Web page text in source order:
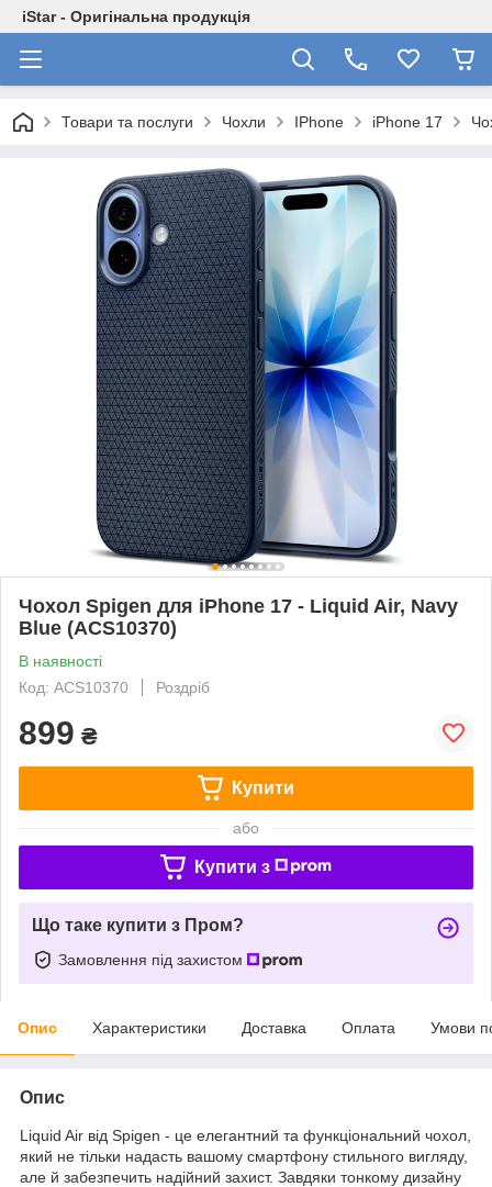
iStar - Оригінальна продукція
Товари та послуги Чохли IPhone iPhone 17
Чохол Spigen для iPhone 17 - Liquid Air, Navy
Blue (ACS10370)
В наявності
Код: ACS10370
Роздріб
899 ₴
Купити
або
Купити з
Що таке купити з Пром?
Замовлення під захистом
Опис Характеристики Доставка Оплата Умови
Опис
Liquid Air від Spigen - це елегантний та функціональний чохол,
який не тільки надасть вашому смартфону стильного вигляду,
але й забезпечить надійний захист. Завдяки тонкому дизайну